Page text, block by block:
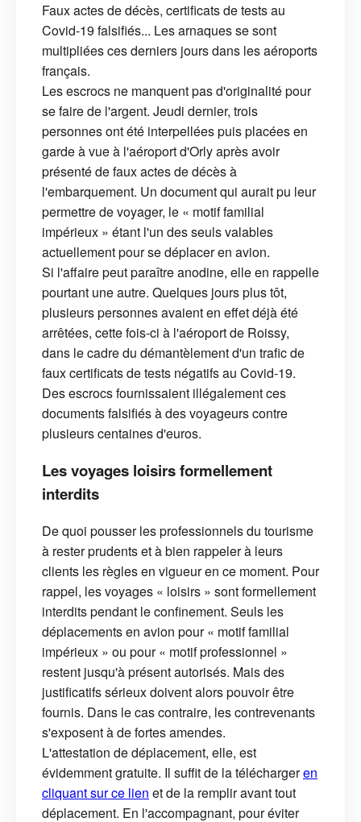
Faux actes de décès, certificats de tests au
Covid-19 falsifiés... Les arnaques se sont
multipliées ces derniers jours dans les aéroports
français.
Les escrocs ne manquent pas d'originalité pour
se faire de l'argent. Jeudi dernier, trois
personnes ont été interpellées puis placées en
garde à vue à l'aéroport d'Orly après avoir
présenté de faux actes de décès à
l'embarquement. Un document qui aurait pu leur
permettre de voyager, le « motif familial
impérieux » étant l'un des seuls valables
actuellement pour se déplacer en avion.
Si l'affaire peut paraître anodine, elle en rappelle
pourtant une autre. Quelques jours plus tôt,
plusieurs personnes avaient en effet déjà été
arrêtées, cette fois-ci à l'aéroport de Roissy,
dans le cadre du démantèlement d'un trafic de
faux certificats de tests négatifs au Covid-19.
Des escrocs fournissaient illégalement ces
documents falsifiés à des voyageurs contre
plusieurs centaines d'euros.
Les voyages loisirs formellement
interdits
De quoi pousser les professionnels du tourisme
à rester prudents et à bien rappeler à leurs
clients les règles en vigueur en ce moment. Pour
rappel, les voyages « loisirs » sont formellement
interdits pendant le confinement. Seuls les
déplacements en avion pour « motif familial
impérieux » ou pour « motif professionnel »
restent jusqu'à présent autorisés. Mais des
justificatifs sérieux doivent alors pouvoir être
fournis. Dans le cas contraire, les contrevenants
s'exposent à de fortes amendes.
L'attestation de déplacement, elle, est
évidemment gratuite. Il suffit de la téléchargeren
cliquant sur ce lien et de la remplir avant tout
déplacement. En l'accompagnant, pour éviter